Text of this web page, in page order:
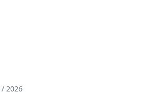
/ 2026